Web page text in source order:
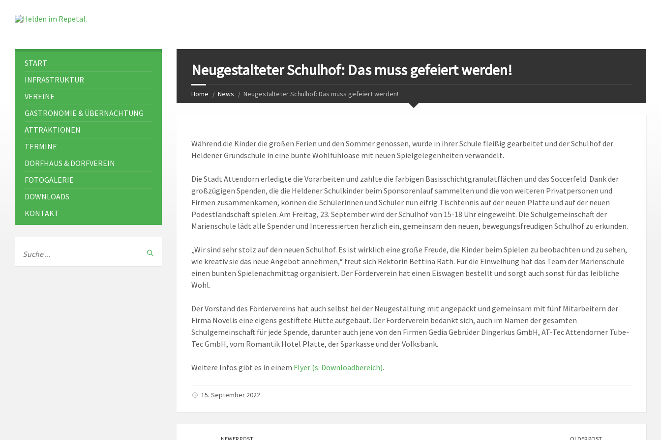
Neugestalteter Schulhof: Das muss gefeiert werden!
Home News Neugestalteter Schulhof: Das muss gefeiert werden!
Während die Kinder die großen Ferien und den Sommer genossen, wurde in ihrer Schule fleißig gearbeitet und der Schulhof der
Heldener Grundschule in eine bunte Wohlfühloase mit neuen Spielgelegenheiten verwandelt.
Die Stadt Attendorn erledigte die Vorarbeiten und zahlte die farbigen Basisschichtgranulatflächen und das Soccerfeld. Dank der
großzügigen Spenden, die die Heldener Schulkinder beim Sponsorenlauf sammelten und die von weiteren Privatpersonen und
Firmen zusammenkamen, können die Schülerinnen und Schüler nun eifrig Tischtennis auf der neuen Platte und auf der neuen
Podestlandschaft spielen. Am Freitag, 23. September wird der Schulhof von 15-18 Uhr eingeweiht. Die Schulgemeinschaft der
Marienschule lädt alle Spender und Interessierten herzlich ein, gemeinsam den neuen, bewegungsfreudigen Schulhof zu erkunden.
„Wir sind sehr stolz auf den neuen Schulhof. Es ist wirklich eine große Freude, die Kinder beim Spielen zu beobachten und zu sehen,
wie kreativ sie das neue Angebot annehmen,“ freut sich Rektorin Bettina Rath. Für die Einweihung hat das Team der Marienschule
einen bunten Spielenachmittag organisiert. Der Förderverein hat einen Eiswagen bestellt und sorgt auch sonst für das leibliche
Wohl.
Der Vorstand des Fördervereins hat auch selbst bei der Neugestaltung mit angepackt und gemeinsam mit fünf Mitarbeitern der
Firma Novelis eine eigens gestiftete Hütte aufgebaut. Der Förderverein bedankt sich, auch im Namen der gesamten
Schulgemeinschaft für jede Spende, darunter auch jene von den Firmen Gedia Gebrüder Dingerkus GmbH, AT-Tec Attendorner Tube-
Tec GmbH, vom Romantik Hotel Platte, der Sparkasse und der Volksbank.
Weitere Infos gibt es in einem Flyer (s. Downloadbereich).
15. September 2022
START
INFRASTRUKTUR
VEREINE
GASTRONOMIE & ÜBERNACHTUNG
ATTRAKTIONEN
TERMINE
DORFHAUS & DORFVEREIN
FOTOGALERIE
DOWNLOADS
KONTAKT